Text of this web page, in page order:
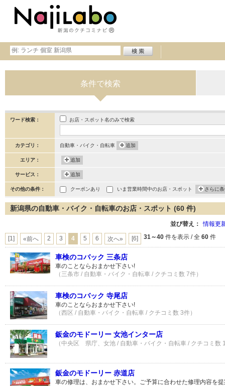
条件で検索
ワード検索： お店・スポット名のみで検索
カテゴリ： 自動車・バイク・自転車 追加
エリア： 追加
サービス： 追加
その他の条件： クーポンあり いま営業時間中のお店・スポット さらに
新潟県の自動車・バイク・自転車のお店・スポット (60 件)
並び替え： 情報更
[1] «前へ 2 3 4 5 6 次へ» [6] 31～40 件を表示 / 全 60 件
車検のコバック 三条店
車のことならおまかせ下さい!
（三条市 / 自動車・バイク・自転車 / クチコミ数 7件）
車検のコバック 寺尾店
車のことならおまかせ下さい!
（西区 / 自動車・バイク・自転車 / クチコミ数 3件）
鈑金のモドーリー 女池インター店
（中央区 県庁、女池 / 自動車・バイク・自転車 / クチコミ数
鈑金のモドーリー 赤道店
車の修理は、おまかせ下さい。ご予算に合わせた修理内容を